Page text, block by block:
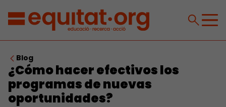
Blog
¿Cómo hacer efectivos los
programas de nuevas
oportunidades?